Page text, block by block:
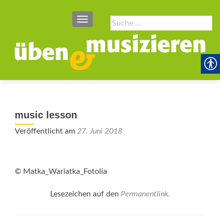
Suche
nach:
SCHALTE NAVIGATION
music lesson
Veröffentlicht am 27. Juni 2018
© Matka_Wariatka_Fotolia
Lesezeichen auf den Permanentlink.